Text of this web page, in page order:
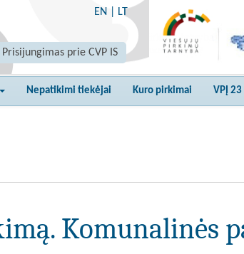
EN LT
Prisijungimas prie CVP IS
Nepatikimi tiekėjai Kuro pirkimai VPĮ
Komunalinės